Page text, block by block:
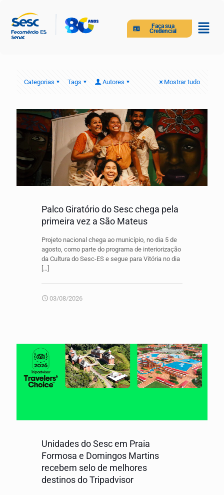
Faça sua
Credencial
Categorias Tags Autores Mostrar tudo
Palco Giratório do Sesc chega pela
primeira vez a São Mateus
Projeto nacional chega ao município, no dia 5 de
agosto, como parte do programa de interiorização
da Cultura do Sesc-ES e segue para Vitória no dia
[…]
03/08/2026
Unidades do Sesc em Praia
Formosa e Domingos Martins
recebem selo de melhores
destinos do Tripadvisor